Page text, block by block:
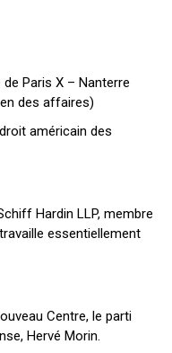
de Paris X – Nanterre
des affaires)
américain des
Hardin LLP, membre
essentiellement
Centre, le parti
Hervé Morin.